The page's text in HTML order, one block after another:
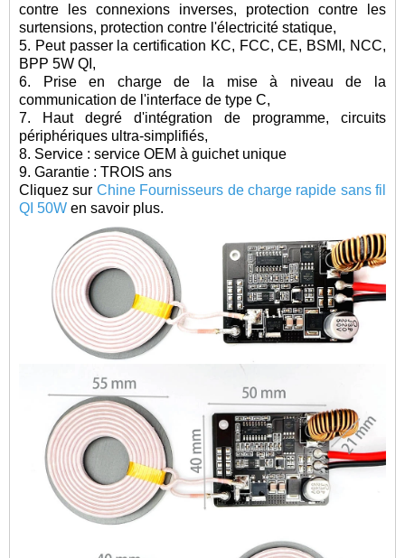
contre les connexions inverses, protection contre les
surtensions, protection contre l'électricité statique,
5. Peut passer la certification KC, FCC, CE, BSMI, NCC,
BPP 5W QI,
6. Prise en charge de la mise à niveau de la
communication de l'interface de type C,
7. Haut degré d'intégration de programme, circuits
périphériques ultra-simplifiés,
8. Service : service OEM à guichet unique
9. Garantie : TROIS ans
Cliquez sur Chine Fournisseurs de charge rapide sans fil
QI 50W en savoir plus.